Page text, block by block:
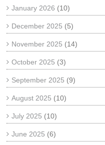
January 2026 (10)
December 2025 (5)
November 2025 (14)
October 2025 (3)
September 2025 (9)
August 2025 (10)
July 2025 (10)
June 2025 (6)